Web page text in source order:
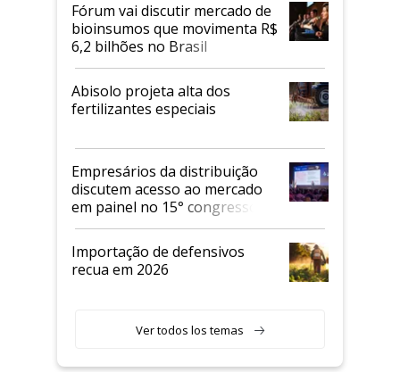
Fórum vai discutir mercado de
bioinsumos que movimenta R$
6,2 bilhões no Brasil
Abisolo projeta alta dos
fertilizantes especiais
Empresários da distribuição
discutem acesso ao mercado
em painel no 15° congresso
Andav
Importação de defensivos
recua em 2026
Ver todos los temas